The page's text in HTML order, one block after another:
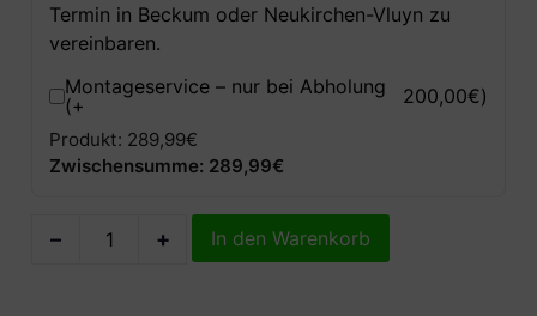
Termin in Beckum oder Neukirchen-Vluyn zu
vereinbaren.
Montageservice – nur bei Abholung
(+
200,00€)
Produkt: 289,99€
Zwischensumme: 289,99€
– + In den Warenkorb